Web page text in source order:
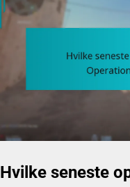
Hvilke seneste